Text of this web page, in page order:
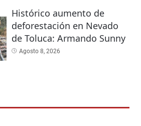
Histórico aumento de
deforestación en Nevado
de Toluca: Armando Sunny
Agosto 8, 2026